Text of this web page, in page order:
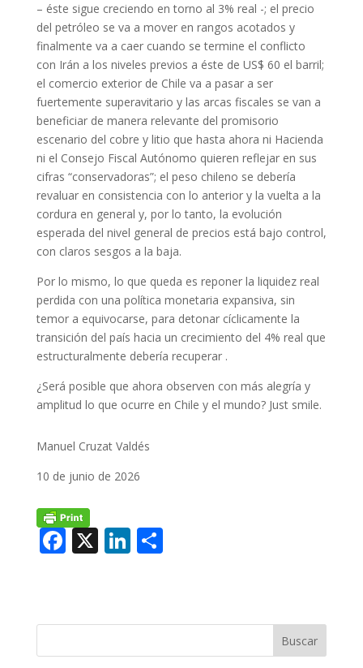
– éste sigue creciendo en torno al 3% real -; el precio
del petróleo se va a mover en rangos acotados y
finalmente va a caer cuando se termine el conflicto
con Irán a los niveles previos a éste de US$ 60 el barril;
el comercio exterior de Chile va a pasar a ser
fuertemente superavitario y las arcas fiscales se van a
beneficiar de manera relevante del promisorio
escenario del cobre y litio que hasta ahora ni Hacienda
ni el Consejo Fiscal Autónomo quieren reflejar en sus
cifras “conservadoras”; el peso chileno se debería
revaluar en consistencia con lo anterior y la vuelta a la
cordura en general y, por lo tanto, la evolución
esperada del nivel general de precios está bajo control,
con claros sesgos a la baja.
Por lo mismo, lo que queda es reponer la liquidez real
perdida con una política monetaria expansiva, sin
temor a equivocarse, para detonar cíclicamente la
transición del país hacia un crecimiento del 4% real que
estructuralmente debería recuperar .
¿Será posible que ahora observen con más alegría y
amplitud lo que ocurre en Chile y el mundo? Just smile.
Manuel Cruzat Valdés
10 de junio de 2026
F
b
X Li
e
C
p